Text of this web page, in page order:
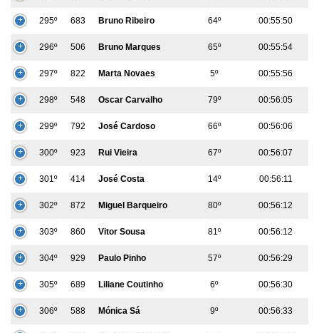
295º 683 Bruno Ribeiro 64º 00:55:50
296º 506 Bruno Marques 65º 00:55:54
297º 822 Marta Novaes 5º 00:55:56
298º 548 Oscar Carvalho 79º 00:56:05
299º 792 José Cardoso 66º 00:56:06
300º 923 Rui Vieira 67º 00:56:07
301º 414 José Costa 14º 00:56:11
302º 872 Miguel Barqueiro 80º 00:56:12
303º 860 Vitor Sousa 81º 00:56:12
304º 929 Paulo Pinho 57º 00:56:29
305º 689 Liliane Coutinho 6º 00:56:30
306º 588 Mónica Sá 9º 00:56:33